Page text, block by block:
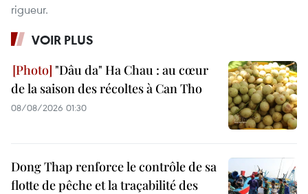
rigueur.
VOIR PLUS
"Dâu da" Ha Chau : au cœur
de la saison des récoltes à Can Tho
08/08/2026 01:30
Dong Thap renforce le contrôle de sa
flotte de pêche et la traçabilité des